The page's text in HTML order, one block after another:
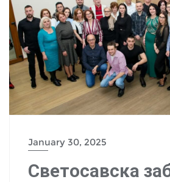
January 30, 2025
Светосавска